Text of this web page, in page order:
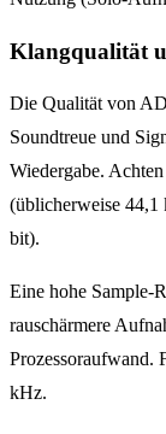
Klangqualität
Die Qualität von
Soundtreue und
Wiedergabe.
(üblicherweise
bit).
Eine hohe Sample-
rauschärmere
Prozessoraufwand.
kHz.